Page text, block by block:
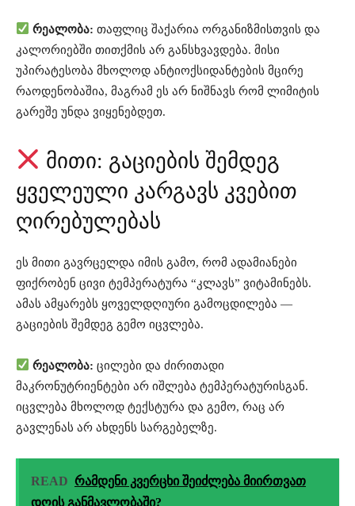
რეალობა: თაფლიც შაქარია ორგანიზმისთვის და
კალორიებში თითქმის არ განსხვავდება. მისი
უპირატესობა მხოლოდ ანტიოქსიდანტების მცირე
რაოდენობაშია, მაგრამ ეს არ ნიშნავს რომ ლიმიტის
გარეშე უნდა ვიყენებდეთ.
მითი: გაციების შემდეგ
ყველეული კარგავს კვებით
ღირებულებას
ეს მითი გავრცელდა იმის გამო, რომ ადამიანები
ფიქრობენ ცივი ტემპერატურა “კლავს” ვიტამინებს.
ამას ამყარებს ყოველდღიური გამოცდილება —
გაციების შემდეგ გემო იცვლება.
რეალობა: ცილები და ძირითადი
მაკრონუტრიენტები არ იშლება ტემპერატურისგან.
იცვლება მხოლოდ ტექსტურა და გემო, რაც არ
გავლენას არ ახდენს სარგებელზე.
READ რამდენი კვერცხი შეიძლება მიირთვათ
დღის განმავლობაში?